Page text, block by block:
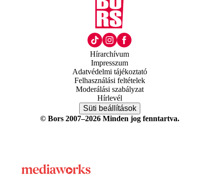
Hírarchívum
Impresszum
Adatvédelmi tájékoztató
Felhasználási feltételek
Moderálási szabályzat
Hírlevél
Süti beállítások
© Bors 2007–2026 Minden jog fenntartva.